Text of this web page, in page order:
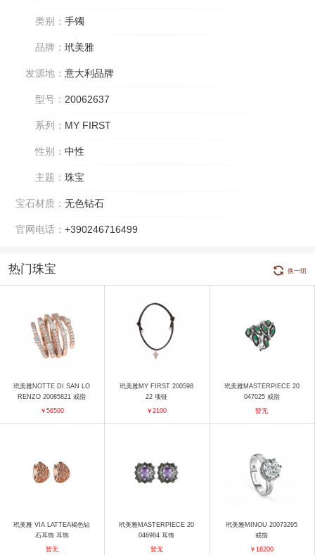
类别： 手镯
品牌： 玳美雅
发源地： 意大利品牌
型号： 20062637
系列： MY FIRST
性别： 中性
主题： 珠宝
宝石材质： 无色钻石
官网电话： +390246716499
热门珠宝 换一组
玳美雅NOTTE DI SAN LO
RENZO 20085821 戒指
￥56500
玳美雅MY FIRST 200598
22 项链
￥2100
玳美雅MASTERPIECE 20
047025 戒指
暂无
玳美雅 VIA LATTEA褐色钻
石耳饰 耳饰
暂无
玳美雅MASTERPIECE 20
046984 耳饰
暂无
玳美雅MINOU 20073295
戒指
￥16200